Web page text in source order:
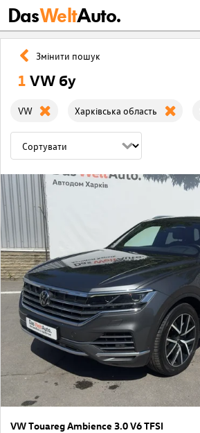
DasWeltAuto.
Змінити пошук
1 VW бу
VW Харківська область
VW Touareg Ambience 3.0 V6 TFSI